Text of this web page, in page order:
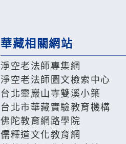
華藏相關網站
淨空老法師專集網
淨空老法師圖文檢索中心
台北靈巖山寺雙溪小築
台北市華藏實驗教育機構
佛陀教育網路學院
儒釋道文化教育網